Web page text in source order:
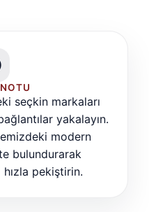
seçkin markaları
yakalayın.
modern
bulundurarak
pekiştirin.